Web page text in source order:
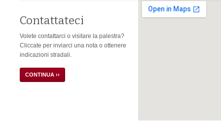
Contattateci
Volete contattarci o visitare la palestra?
Cliccate per inviarci una nota o ottenere
indicazioni stradali.
CONTINUA ››